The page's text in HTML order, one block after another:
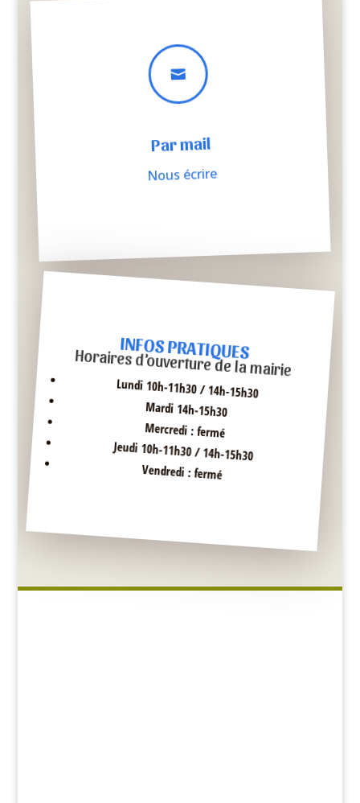

Par mail
Nous écrire
INFOS PRATIQUES
Horaires d’ouverture de la mairie
Lundi 10h-11h30 / 14h-15h30
Mardi 14h-15h30
Mercredi : fermé
Jeudi 10h-11h30 / 14h-15h30
Vendredi : fermé